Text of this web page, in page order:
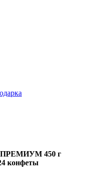
ПРЕМИУМ 450 г
конфеты